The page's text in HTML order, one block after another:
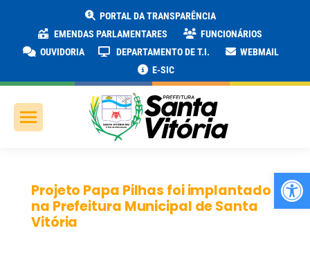
PORTAL DA TRANSPARÊNCIA
EMENDAS PARLAMENTARES
FUNCIONÁRIOS
OUVIDORIA
DEPARTAMENTO DE T.I.
WEBMAIL
E-SIC
Projeto Papa Pilhas foi implantado
na Prefeitura Municipal de Santa
Vitória